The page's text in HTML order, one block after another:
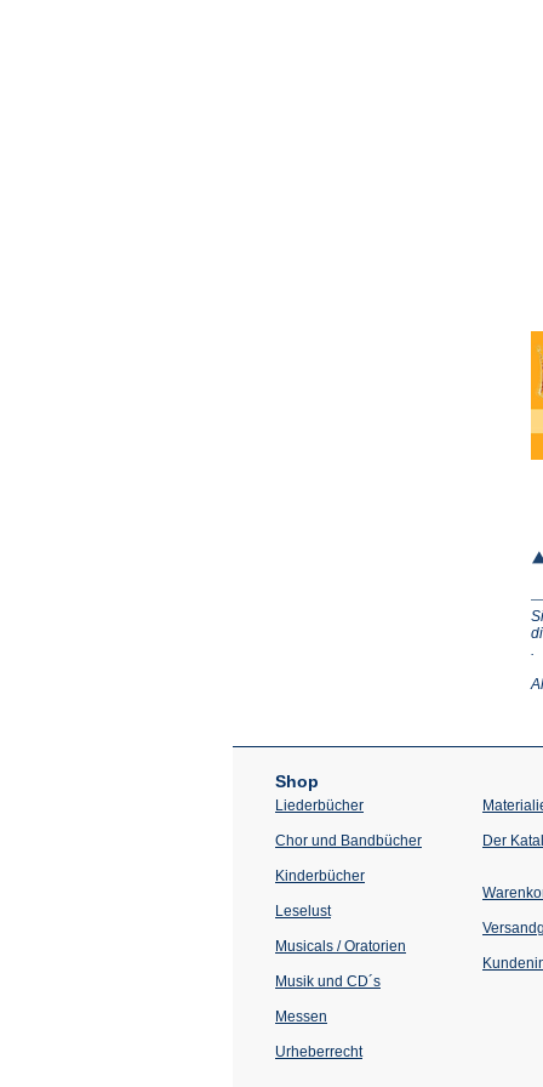
.
Shop
Liederbücher
Chor und Bandbücher
Kinderbücher
Leselust
Musicals / Oratorien
Musik und CD´s
Messen
Urheberrecht
Der